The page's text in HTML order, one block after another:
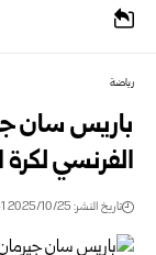
رياضة
باريس سان
الفرنسي لكرة
تاريخ النشر: 2025/10/25 9:51 مساءً